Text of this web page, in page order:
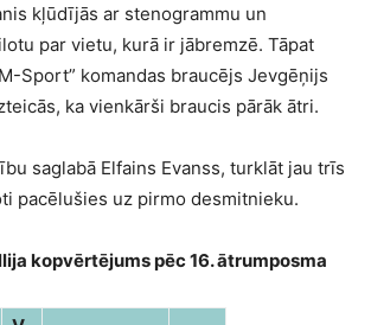
kļūdījās ar stenogrammu un
par vietu, kurā ir jābremzē. Tāpat
Sport” komandas braucējs Jevgēņijs
ka vienkārši braucis pārāk ātri.
saglabā Elfains Evanss, turklāt jau trīs
pacēlušies uz pirmo desmitnieku.
kopvērtējums pēc 16. ātrumposma